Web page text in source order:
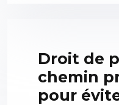
Droit de
chemin
pour